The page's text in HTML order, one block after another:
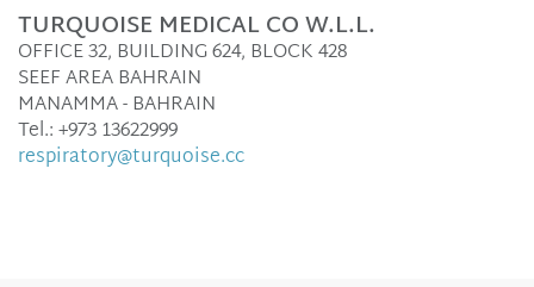
TURQUOISE MEDICAL CO W.L.L.
OFFICE 32, BUILDING 624, BLOCK 428
SEEF AREA BAHRAIN
MANAMMA - BAHRAIN
Tel.: +973 13622999
respiratory@turquoise.cc